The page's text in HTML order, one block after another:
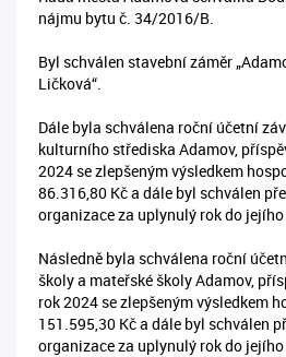
nájmu bytu č. 34/2016/B.
Byl schválen stavební záměr
Ličková“.
Dále byla schválena roční účetní
kulturního střediska Adamov,
2024 se zlepšeným výsledkem
86.316,80 Kč a dále byl schválen
organizace za uplynulý rok do
Následně byla schválena roční
školy a mateřské školy Adamov,
rok 2024 se zlepšeným výsledkem
151.595,30 Kč a dále byl schválen
organizace za uplynulý rok do